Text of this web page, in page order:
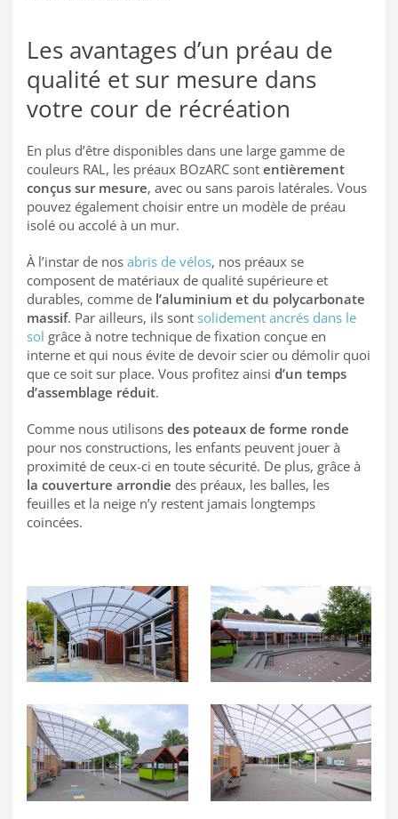
Les avantages d’un préau de
qualité et sur mesure dans
votre cour de récréation
En plus d’être disponibles dans une large gamme de
couleurs RAL, les préaux BOzARC sont entièrement
conçus sur mesure, avec ou sans parois latérales. Vous
pouvez également choisir entre un modèle de préau
isolé ou accolé à un mur.
À l’instar de nos abris de vélos, nos préaux se
composent de matériaux de qualité supérieure et
durables, comme de l’aluminium et du polycarbonate
massif. Par ailleurs, ils sont solidement ancrés dans le
sol grâce à notre technique de fixation conçue en
interne et qui nous évite de devoir scier ou démolir quoi
que ce soit sur place. Vous profitez ainsi d’un temps
d’assemblage réduit.
Comme nous utilisons des poteaux de forme ronde
pour nos constructions, les enfants peuvent jouer à
proximité de ceux-ci en toute sécurité. De plus, grâce à
la couverture arrondie des préaux, les balles, les
feuilles et la neige n’y restent jamais longtemps
coincées.